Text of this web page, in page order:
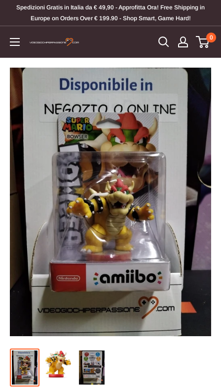
Spedizioni Gratis in Italia da € 49,90 - Approfitta Ora! Free Shipping in
Europe on Orders Over € 199.90 - Shop Smart, Game Hard!
Videogiochi
Per
Passione
0